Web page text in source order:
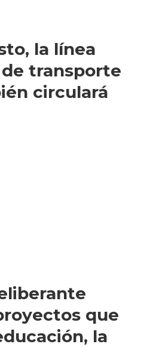
la línea
transporte
circulará
que
la